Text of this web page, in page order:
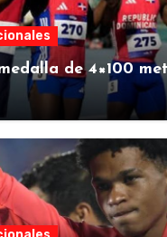
de 4×100